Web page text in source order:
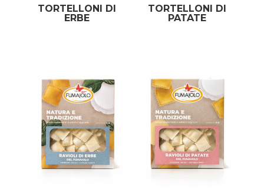
TORTELLONI DI
ERBE
TORTELLONI DI
PATATE